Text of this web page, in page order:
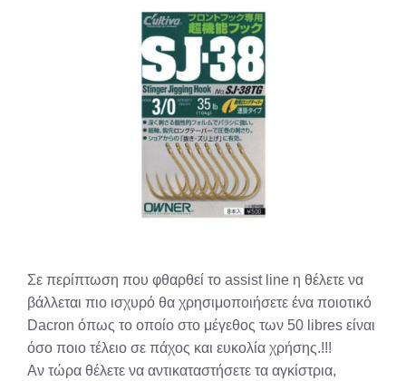
Σε περίπτωση που φθαρθεί το assist line η θέλετε να
βάλλεται πιο ισχυρό θα χρησιμοποιήσετε ένα ποιοτικό
Dacron όπως το οποίο στο μέγεθος των 50 libres είναι
όσο ποιο τέλειο σε πάχος και ευκολία χρήσης.!!!
Αν τώρα θέλετε να αντικαταστήσετε τα αγκίστρια,